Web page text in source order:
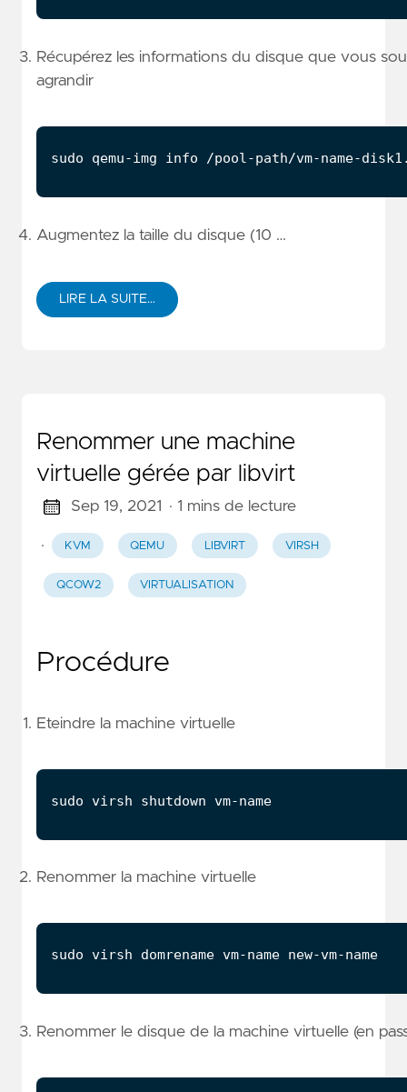
Récupérez les informations du disque que vous
agrandir
Augmentez la taille du disque (10 …
LIRE LA SUITE…
Renommer une machine
virtuelle gérée par libvirt
Sep 19, 2021 · 1 mins de lecture
· KVM QEMU LIBVIRT VIRSH
QCOW2 VIRTUALISATION
Procédure
Eteindre la machine virtuelle
Renommer la machine virtuelle
Renommer le disque de la machine virtuelle (en